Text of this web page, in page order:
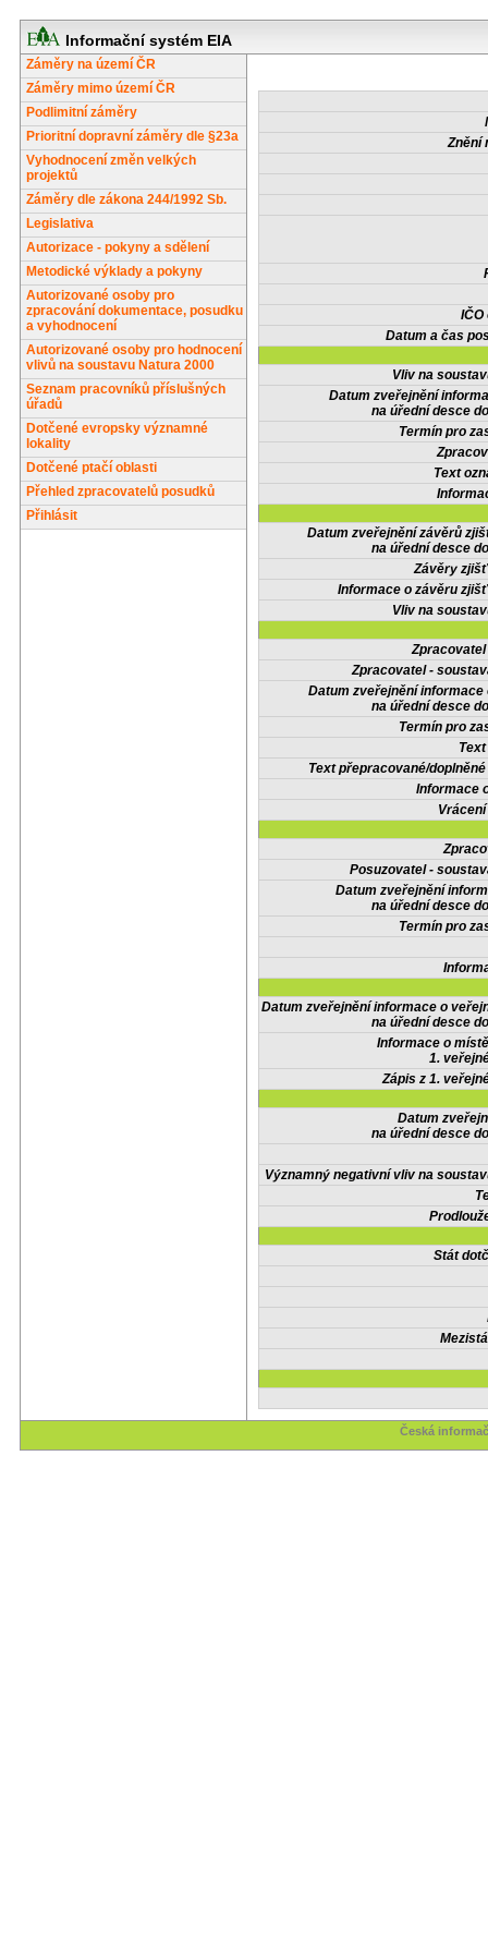
Informační systém EIA
Záměry na území ČR
Záměry mimo území ČR
Podlimitní záměry
Prioritní dopravní záměry dle §23a
Vyhodnocení změn velkých
projektů
Záměry dle zákona 244/1992 Sb.
Legislativa
Autorizace - pokyny a sdělení
Metodické výklady a pokyny
Autorizované osoby pro
zpracování dokumentace, posudku
a vyhodnocení
Autorizované osoby pro hodnocení
vlivů na soustavu Natura 2000
Seznam pracovníků příslušných
úřadů
Dotčené evropsky významné
lokality
Dotčené ptačí oblasti
Přehled zpracovatelů posudků
Přihlásit
Znění
IČO
Datum a čas
Vliv na
Datum zveřejnění
na úřední desce
Termín pro
Text
Datum zveřejnění závěrů
na úřední desce
Závěry
Informace o závěru
Vliv na
Zpracovatel -
Datum zveřejnění informace
na úřední desce
Termín pro
Text přepracované/
Informace
Posuzovatel -
Datum zveřejnění
na úřední desce
Termín pro
Datum zveřejnění informace o
na úřední desce
Informace o
1.
Zápis z 1.
Datum
na úřední desce
Významný negativní vliv na
Stát
Česká